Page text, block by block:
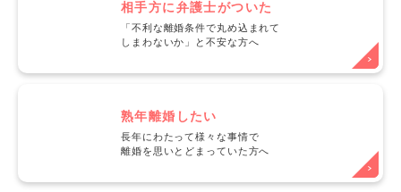
相手方に弁護士がついた
「不利な離婚条件で丸め込まれて
しまわないか」と不安な方へ
熟年離婚したい
長年にわたって様々な事情で
離婚を思いとどまっていた方へ